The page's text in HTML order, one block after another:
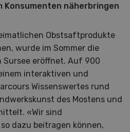
näherbringen
Obstsaftprodukte
wurde im Sommer die
Sursee eröffnet. Auf 900
interaktiven und
Wissenswertes rund
des Mostens und
«Wir sind
dazu beitragen können,